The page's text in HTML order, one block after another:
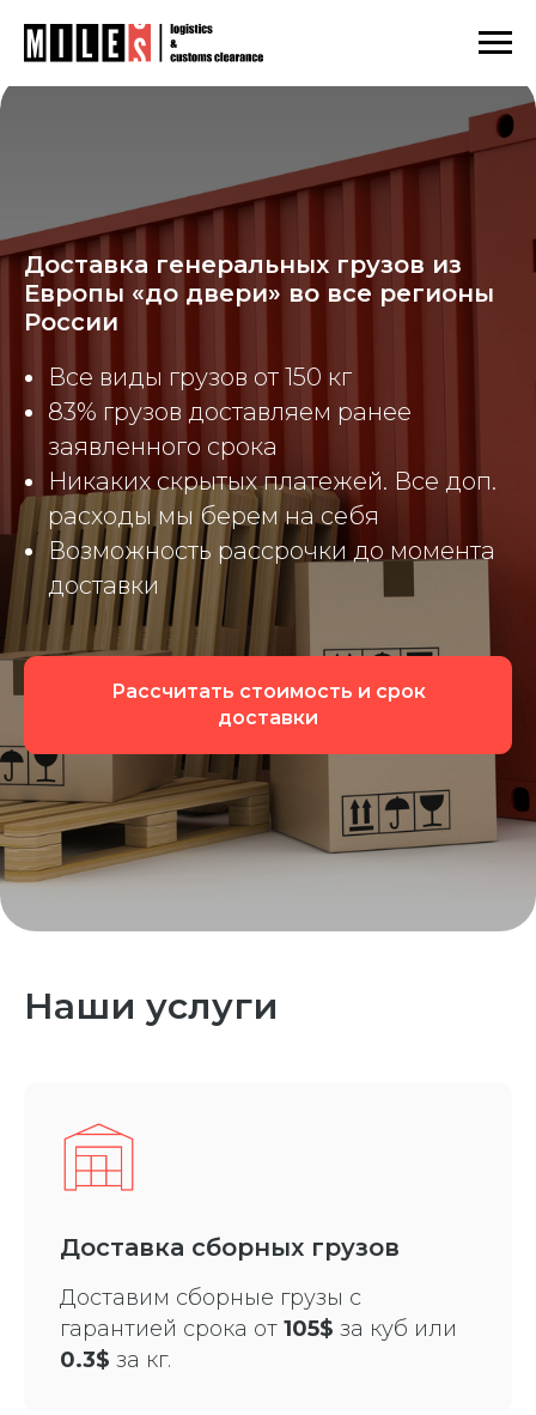
Главная / Генеральные грузы
Генеральные грузы из Европы
Доставка генеральных грузов из
Европы «до двери» во все регионы
России
Все виды грузов от 150 кг
83% грузов доставляем ранее
заявленного срока
Никаких скрытых платежей. Все доп.
расходы мы берем на себя
Возможность рассрочки до момента
доставки
Рассчитать стоимость и срок
доставки
Наши услуги
Доставка сборных грузов
Доставим сборные грузы с
гарантией срока от 105$ за куб или
0.3$ за кг.